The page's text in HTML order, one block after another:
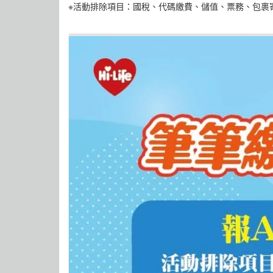
※活動排除項目：國稅、代碼繳費、儲值、票務、包裹